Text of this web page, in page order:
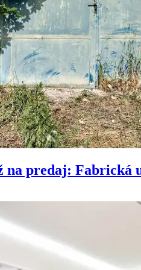
na predaj: Fabrická